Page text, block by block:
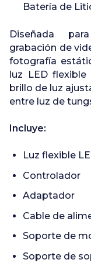
Batería de
Diseñada
grabación de
fotografía
luz LED
brillo de luz
entre luz de
Incluye:
Luz flexible
Controlador
Adaptador
Cable de
Soporte de
Soporte de